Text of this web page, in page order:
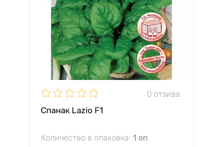
0 отзива
Спанак Lazio F1
Количество в опаковка: 1 оп